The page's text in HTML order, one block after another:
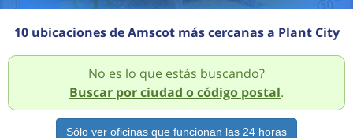
10 ubicaciones de Amscot más cercanas a Plant City
No es lo que estás buscando?
Buscar por ciudad o código postal.